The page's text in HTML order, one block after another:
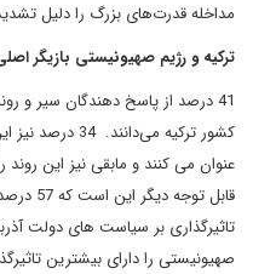
مداخله قدرت‌های بزرگ را دلیل
ترکیه و رژیم صهیونیستی بازیگر
41 درصد از پاسخ دهندگان سیر و
کشور ترکیه
عنوان می کنند و مابقی نیز این روند
قابل
صهیونیستی را دارای بیشترین